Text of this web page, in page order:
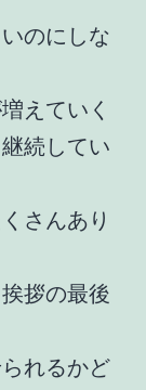
のにしな
えていく
続してい
さんあり
拶の最後
れるかど